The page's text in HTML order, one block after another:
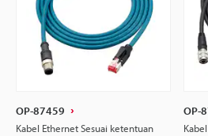
OP-87459
Kabel Ethernet Sesuai ketentuan
OP-